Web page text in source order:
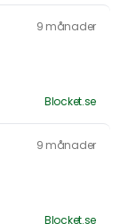
9 månader
Blocket.se
9 månader
Blocket.se